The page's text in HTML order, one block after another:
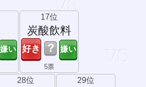
17位
炭酸飲料
？
5票
28位 29位